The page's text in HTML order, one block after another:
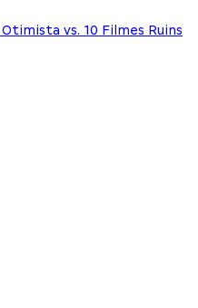
Otimista vs. 10 Filmes Ruins